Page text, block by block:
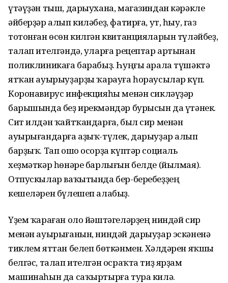
үтәүҙән тыш, дарыухана, магазиндан кәрәкле
әйберҙәр алып киләбеҙ, фатирға, ут, һыу, газ
тотонған өсөн килгән квитанцияларын түләйбеҙ,
талап ителгәндә, уларға рецептар артынан
поликлиникаға барабыҙ. Һуңғы арала түшәктә
ятҡан ауырыуҙарҙы ҡарауға һораусылар күп.
Коронавирус инфекцияһы менән сикләүҙәр
барышында беҙ ирекмәндәр бурысын да үтәнек.
Сит илдән ҡайтҡандарға, был сир менән
ауырығандарға аҙыҡ-түлек, дарыуҙар алып
барҙыҡ. Тап ошо осорҙа күптәр социаль
хеҙмәткәр һөнәре барлығын белде (йылмая).
Отпускылар ваҡытында бер-беребеҙҙең
кешеләрен бүлешеп алабыҙ.
Үҙем ҡараған оло йәштәгеләрҙең ниндәй сир
менән ауырығанын, ниндәй дарыуҙар эскәненә
тиклем яттан белеп бөткәнмен. Хәлдәрен яҡшы
белгәс, талап ителгән осраҡта тиҙ ярҙам
машинаһын да саҡыртырға тура килә.